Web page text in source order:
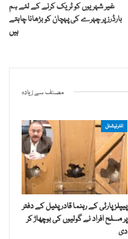
غیر شہریوں کو ٹریک کرنے کے لئے ہم
بارڈرز پر چہرے کی پہچان کو بڑھانا چاہتے
ہیں
مصنف سے زیادہ
انٹرنیشنل
پیپلز پارٹی کے رہنما قادر پٹیل کے دفتر
پر مسلح افراد نے گولیوں کی بوچھاڑ کر
دی